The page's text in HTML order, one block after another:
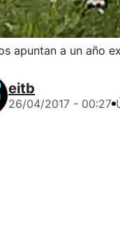
apuntan a un año
eitb
26/04/2017 - 00:27